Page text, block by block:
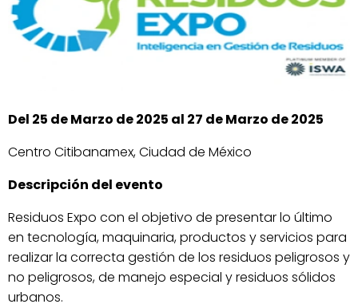
Del 25 de Marzo de 2025 al 27 de Marzo de 2025
Centro Citibanamex, Ciudad de México
Descripción del evento
Residuos Expo con el objetivo de presentar lo último
en tecnología, maquinaria, productos y servicios para
realizar la correcta gestión de los residuos peligrosos y
no peligrosos, de manejo especial y residuos sólidos
urbanos.